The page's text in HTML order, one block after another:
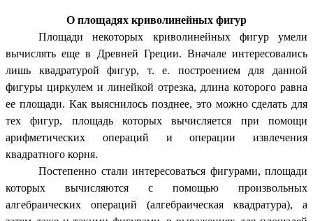
О площадях криволинейных фигур
Площади некоторых криволинейных фигур умели
вычислять еще в Древней Греции. Вначале интересовались
лишь квадратурой фигур, т. е. построением для данной
фигуры циркулем и линейкой отрезка, длина которого равна
ее площади. Как выяснилось позднее, это можно сделать для
тех фигур, площадь которых вычисляется при помощи
арифметических операций и операции извлечения
квадратного корня.
Постепенно стали интересоваться фигурами, площади
которых вычисляются с помощью произвольных
алгебраических операций (алгебраическая квадратура), а